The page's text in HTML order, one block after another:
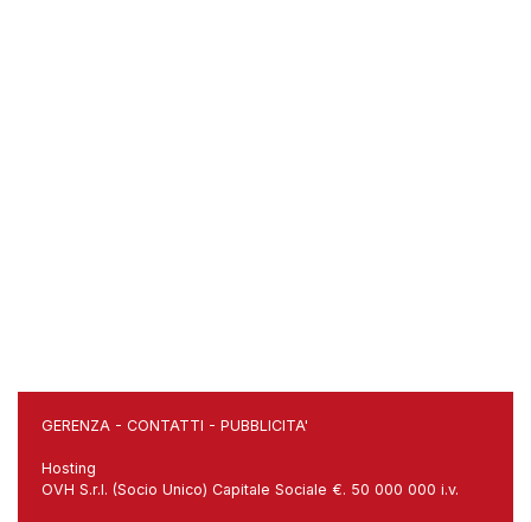
GERENZA - CONTATTI - PUBBLICITA'
Hosting
OVH S.r.l. (Socio Unico) Capitale Sociale €. 50 000 000 i.v.